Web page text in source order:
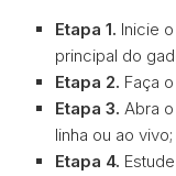
Etapa 1. Inicie
principal do
Etapa 2. Faça
Etapa 3. Abra
linha ou ao vivo;
Etapa 4.